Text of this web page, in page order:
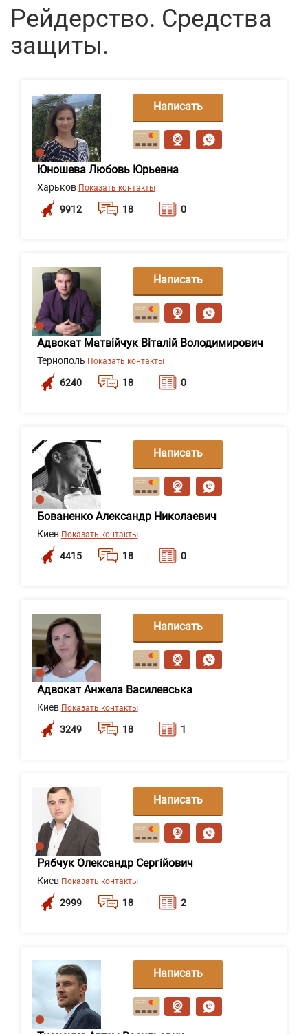
Рейдерство. Средства
защиты.
Юношева Любовь Юрьевна
Харьков Показать контакты
9912 18 0
Написать
сообщение
Адвокат Матвійчук Віталій Володимирович
Тернополь Показать контакты
6240 18 0
Написать
сообщение
Бованенко Александр Николаевич
Киев Показать контакты
4415 18 0
Написать
сообщение
Адвокат Анжела Василевська
Киев Показать контакты
3249 18 1
Написать
сообщение
Рябчук Олександр Сергійович
Киев Показать контакты
2999 18 2
Написать
сообщение
Написать
сообщение